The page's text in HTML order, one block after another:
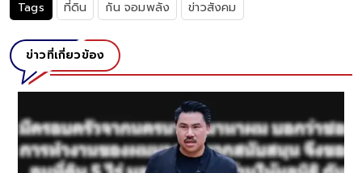
Tags ที่ดิน กัน จอมพลัง ข่าวสังคม
ข่าวที่เกี่ยวข้อง